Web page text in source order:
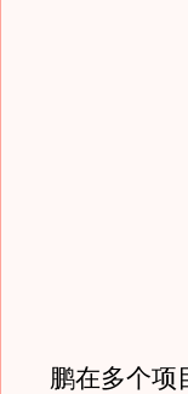
鹏在多个项